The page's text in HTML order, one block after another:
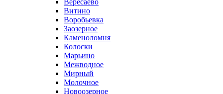
Вересаево
Витино
Воробьевка
Заозерное
Каменоломня
Колоски
Марьино
Межводное
Мирный
Молочное
Новоозерное